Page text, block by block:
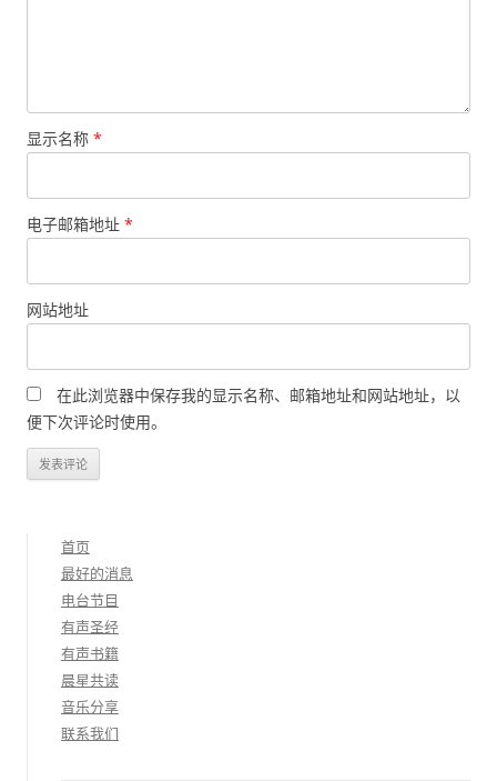
显示名称 *
电子邮箱地址 *
网站地址
在此浏览器中保存我的显示名称、邮箱地址和网站地址，以
便下次评论时使用。
首页
最好的消息
电台节目
有声圣经
有声书籍
晨星共读
音乐分享
联系我们